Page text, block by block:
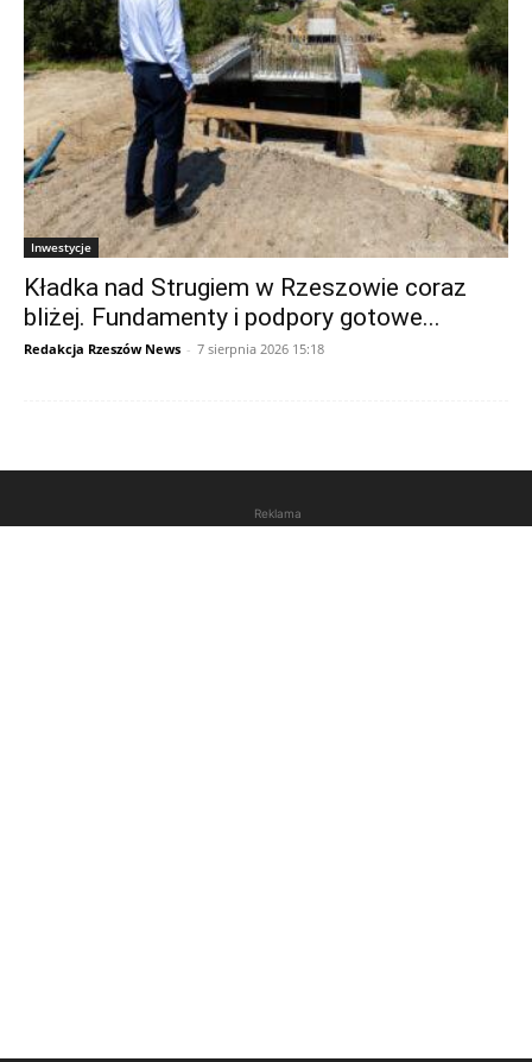
Inwestycje
Kładka nad Strugiem w Rzeszowie coraz
bliżej. Fundamenty i podpory gotowe...
Redakcja Rzeszów News - 7 sierpnia 2026 15:18
Reklama